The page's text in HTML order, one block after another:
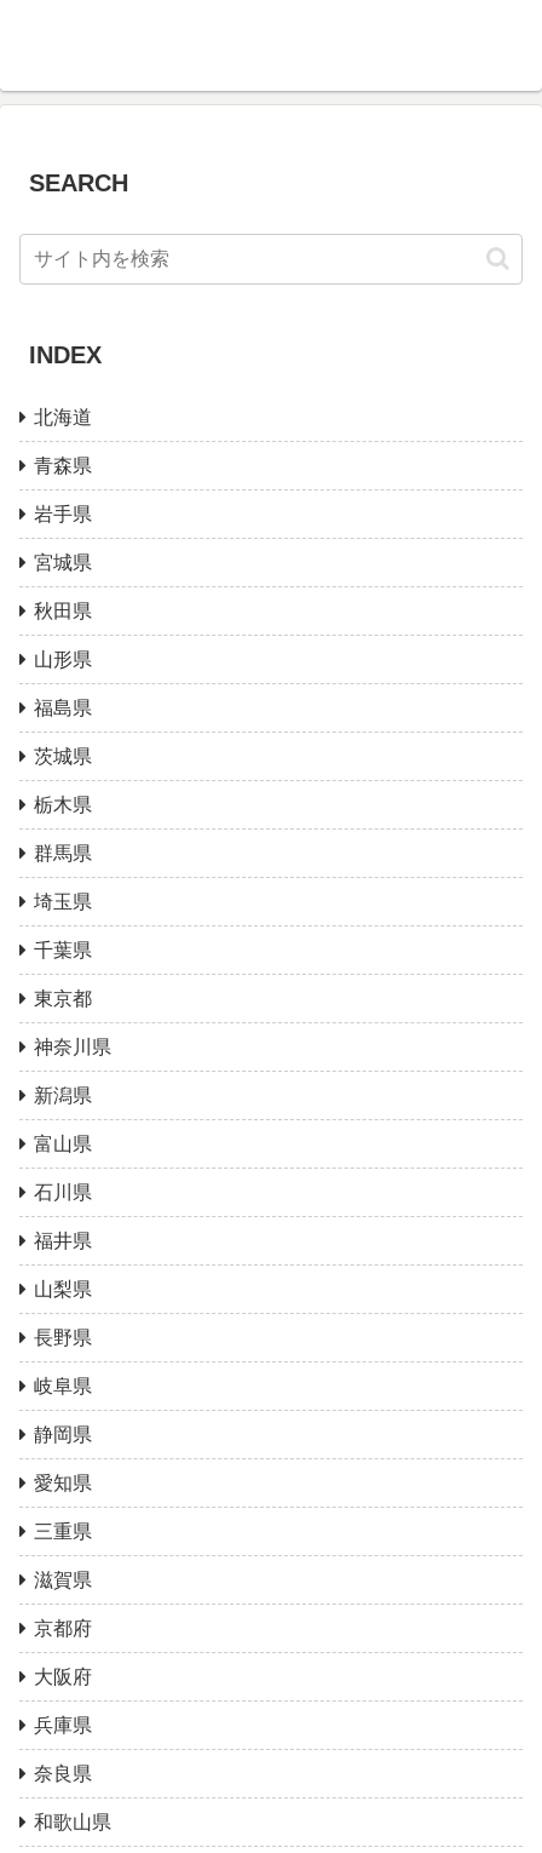
SEARCH
INDEX
北海道
青森県
岩手県
宮城県
秋田県
山形県
福島県
茨城県
栃木県
群馬県
埼玉県
千葉県
東京都
神奈川県
新潟県
富山県
石川県
福井県
山梨県
長野県
岐阜県
静岡県
愛知県
三重県
滋賀県
京都府
大阪府
兵庫県
奈良県
和歌山県